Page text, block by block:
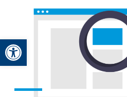
Barra de